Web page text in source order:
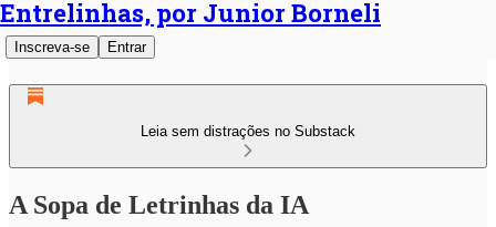
Entrelinhas, por Junior Borneli
Inscreva-se Entrar
Leia sem distrações no Substack
A Sopa de Letrinhas da IA